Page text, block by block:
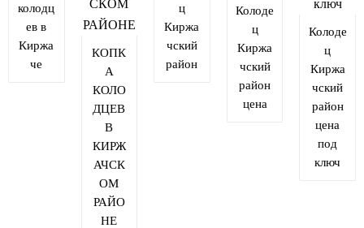
колодц
ев в
Киржа
че
КОПК
А
КОЛО
ДЦЕВ
В
КИРЖ
АЧСК
ОМ
РАЙО
НЕ​
ц
Киржа
чский
район
Колоде
ц
Киржа
чский
район
цена
Колоде
ц
Киржа
чский
район
цена
под
ключ